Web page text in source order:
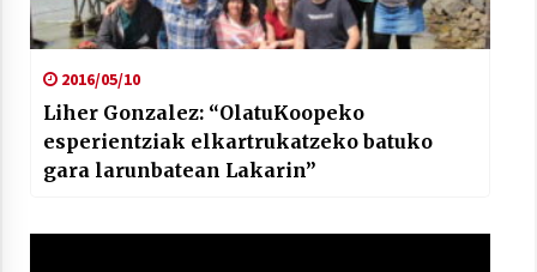
2016/05/10
Liher Gonzalez: “OlatuKoopeko
esperientziak elkartrukatzeko batuko
gara larunbatean Lakarin”